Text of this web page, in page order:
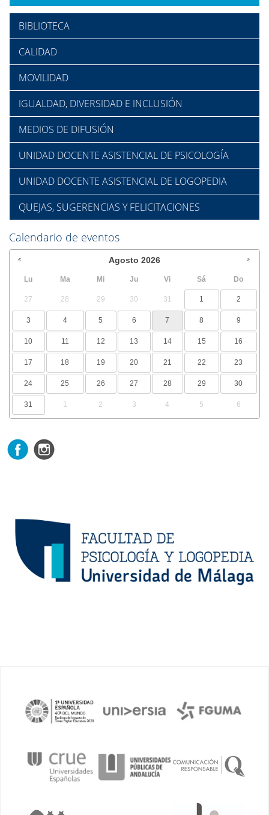
BIBLIOTECA
CALIDAD
MOVILIDAD
IGUALDAD, DIVERSIDAD E INCLUSIÓN
MEDIOS DE DIFUSIÓN
UNIDAD DOCENTE ASISTENCIAL DE PSICOLOGÍA
UNIDAD DOCENTE ASISTENCIAL DE LOGOPEDIA
QUEJAS, SUGERENCIAS Y FELICITACIONES
Calendario de eventos
Agosto 2026
Lu Ma Mi Ju Vi Sá Do
27 28 29 30 31 1 2
3 4 5 6 7 8 9
10 11 12 13 14 15 16
17 18 19 20 21 22 23
24 25 26 27 28 29 30
31 1 2 3 4 5 6